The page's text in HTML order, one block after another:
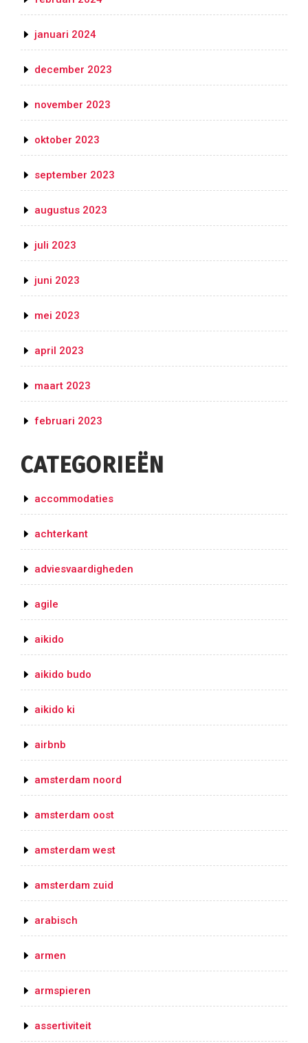
januari 2024
december 2023
november 2023
oktober 2023
september 2023
augustus 2023
juli 2023
juni 2023
mei 2023
april 2023
maart 2023
februari 2023
CATEGORIEËN
accommodaties
achterkant
adviesvaardigheden
agile
aikido
aikido budo
aikido ki
airbnb
amsterdam noord
amsterdam oost
amsterdam west
amsterdam zuid
arabisch
armen
armspieren
assertiviteit